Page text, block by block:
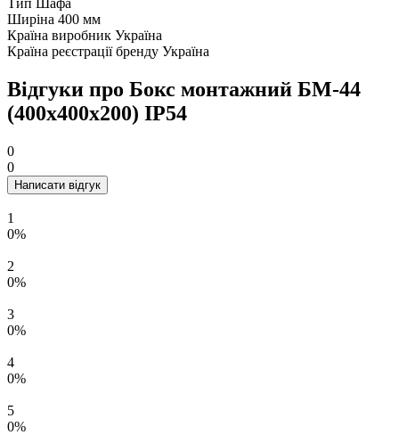
Тип Шафа
Ширіна 400 мм
Країна виробник Україна
Країна реєстрації бренду Україна
Відгуки про Бокс монтажний БМ-44
(400х400х200) IP54
0
0
Написати відгук
1
0%
2
0%
3
0%
4
0%
5
0%